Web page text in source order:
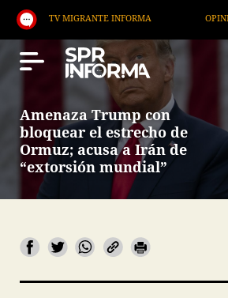
TV MIGRANTE INFORMA
Amenaza Trump con
bloquear el estrecho de
Ormuz; acusa a Irán de
“extorsión mundial”